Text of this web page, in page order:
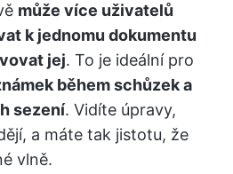
může více uživatelů
k jednomu dokumentu
jej. To je ideální pro
během schůzek a
sezení. Vidíte úpravy,
a máte tak jistotu, že
vlně.